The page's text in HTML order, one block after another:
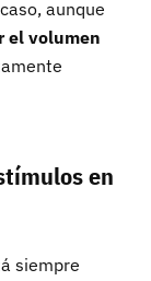
aunque
el volumen
en
siempre